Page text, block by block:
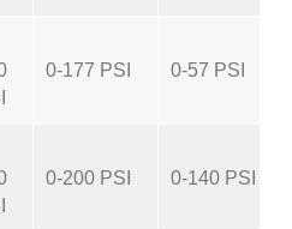
0-177 PSI 0-57 PSI
0-200 PSI 0-140 PSI